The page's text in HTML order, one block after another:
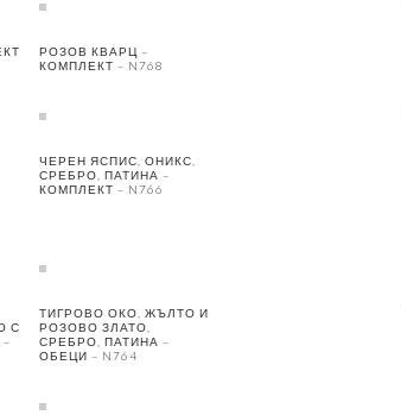
РОЗОВ КВАРЦ –
КОМПЛЕКТ – N768
ЧЕРЕН ЯСПИС, ОНИКС,
СРЕБРО, ПАТИНА –
КОМПЛЕКТ – N766
С
ТИГРОВО ОКО, ЖЪЛТО И
РОЗОВО ЗЛАТО,
СРЕБРО, ПАТИНА –
ОБЕЦИ – N764